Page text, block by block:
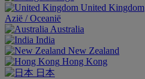
United Kingdom
Aziё / Oceaniё
Australia
India
New Zealand
Hong Kong
日本